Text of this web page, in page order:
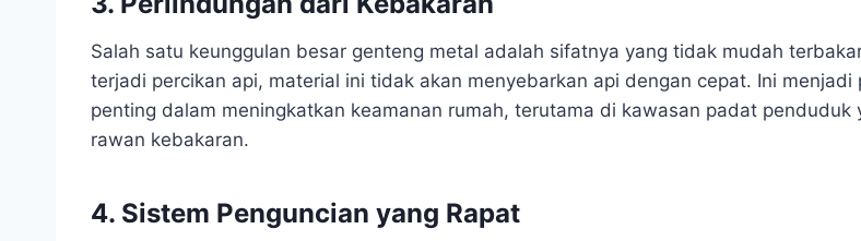
Salah satu keunggulan besar genteng metal adalah sifatnya yang tidak mudah
terjadi percikan api, material ini tidak akan menyebarkan api dengan cepat. Ini menjadi
penting dalam meningkatkan keamanan rumah, terutama di kawasan padat penduduk
rawan kebakaran.
4. Sistem Penguncian yang Rapat